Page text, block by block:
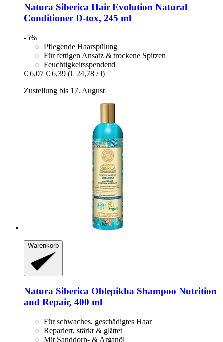
Natura Siberica Hair Evolution Natural
Conditioner D-​tox, 245 ml
-5%
Pflegende Haarspülung
Für fettigen Ansatz & trockene Spitzen
Feuchtigkeitsspendend
€ 6,07 € 6,39 (€ 24,78 / l)
Zustellung bis 17. August
Warenkorb
Natura Siberica Oblepikha Shampoo Nutrition
and Repair, 400 ml
Für schwaches, geschädigtes Haar
Repariert, stärkt & glättet
Mit Sanddorn- & Arganöl